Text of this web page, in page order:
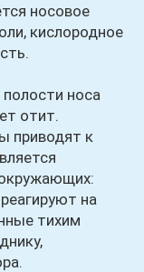
носовое
кислородное
носа
отит.
приводят к
на
тихим